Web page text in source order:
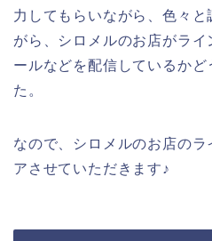
力してもらいながら、色々
がら、シロメルのお店がラ
ールなどを配信しているか
た。
なので、シロメルのお店のラ
アさせていただきます♪